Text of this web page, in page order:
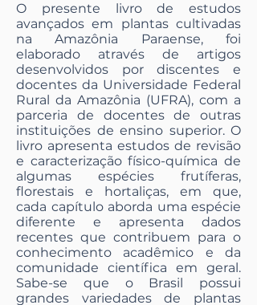
O presente livro de estudos
avançados em plantas cultivadas
na Amazônia Paraense, foi
elaborado através de artigos
desenvolvidos por discentes e
docentes da Universidade Federal
Rural da Amazônia (UFRA), com a
parceria de docentes de outras
instituições de ensino superior. O
livro apresenta estudos de revisão
e caracterização físico-química de
algumas espécies frutíferas,
florestais e hortaliças, em que,
cada capítulo aborda uma espécie
diferente e apresenta dados
recentes que contribuem para o
conhecimento acadêmico e da
comunidade científica em geral.
Sabe-se que o Brasil possui
grandes variedades de plantas